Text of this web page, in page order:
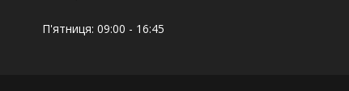
П'ятниця: 09:00 - 16:45